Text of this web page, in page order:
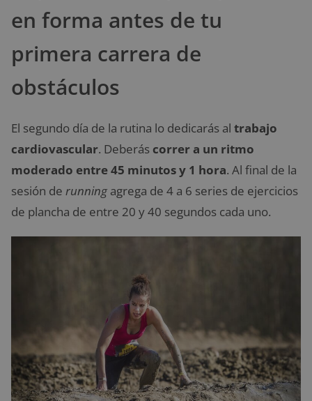
en forma antes de tu
primera carrera de
obstáculos
El segundo día de la rutina lo dedicarás al trabajo
cardiovascular. Deberás correr a un ritmo
moderado entre 45 minutos y 1 hora. Al final de la
sesión de running agrega de 4 a 6 series de ejercicios
de plancha de entre 20 y 40 segundos cada uno.